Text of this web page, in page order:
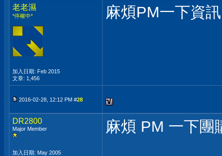
老老濕
*停權中*
加入日期: Feb 2015
文章: 1,456
麻煩PM一下資
2016-02-28, 12:12 PM #28
DR2800
Major Member
加入日期: May 2005
麻煩 PM 一下團